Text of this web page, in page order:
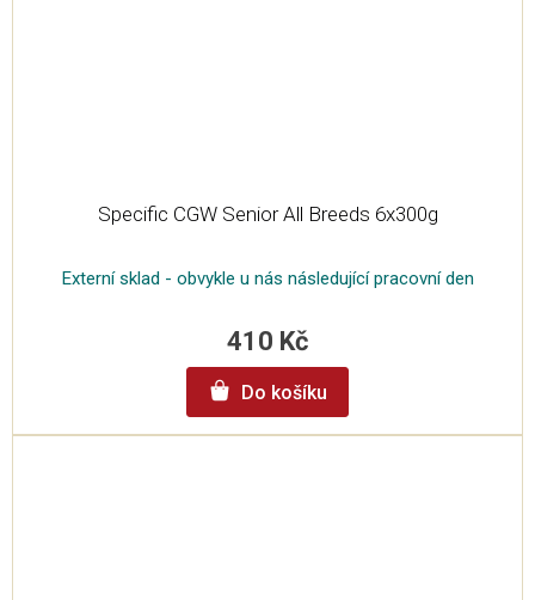
Specific CGW Senior All Breeds 6x300g
Externí sklad - obvykle u nás následující pracovní den
410 Kč
Do košíku